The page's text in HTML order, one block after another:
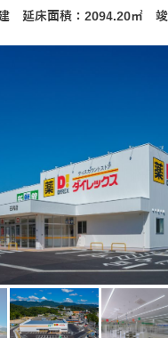
延床面積：2094.20㎡ 竣